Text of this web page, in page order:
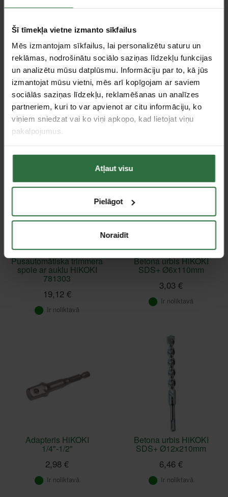
Šī tīmekļa vietne izmanto sīkfailus
Mēs izmantojam sīkfailus, lai personalizētu saturu un
reklāmas, nodrošinātu sociālo saziņas līdzekļu funkcijas
un analizētu mūsu datplūsmu. Informāciju par to, kā jūs
izmantojat mūsu vietni, mēs arī kopīgojam ar saviem
sociālās saziņas līdzekļu, reklamēšanas un analīzes
partneriem, kuri to var apvienot ar citu informāciju, ko
viņiem sniedzat vai ko viņi apkopo, kad lietojat viņu
pakalpojumus.
Atļaut visu
Pielāgot
Noraidīt
Divtaktu dzinēju eļļa
HiKOKI ar dozatoru, 1l
13,35 €
Ir noliktavā
Trieciena kardāns
HiKOKI 1/2"
16,09 €
Pusautomātiska trimmera
spole ar auklu HiKOKI
781303
19,12 €
Ir noliktavā
Betona urbis HiKOKI
SDS+ Ø6x110mm
3,03 €
Ir noliktavā
Adapteris HiKOKI
1/4"-1/2"
2,98 €
Ir noliktavā
Betona urbis HiKOKI
SDS+ Ø12x210mm
6,46 €
Ir noliktavā